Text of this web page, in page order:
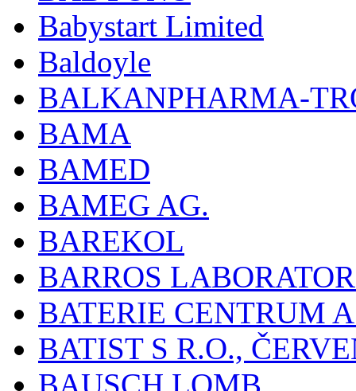
Babystart Limited
Baldoyle
BALKANPHARMA-
BAMA
BAMED
BAMEG AG.
BAREKOL
BARROS
BATERIE CENTRUM
BATIST S R.O.,
BAUSCH LOMB